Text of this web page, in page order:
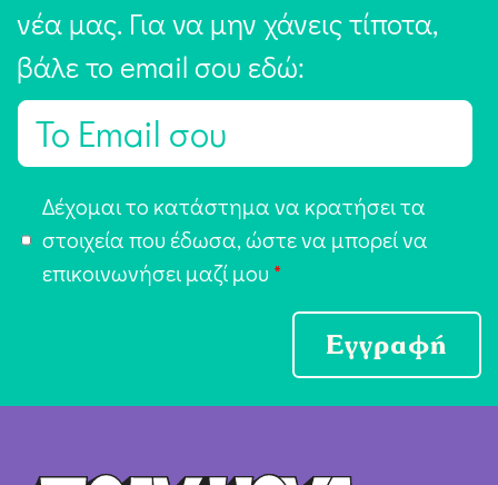
νέα μας. Για να μην χάνεις τίποτα,
βάλε το email σου εδώ:
E
π
ή
Δέχομαι το κατάστημα να κρατήσει τα
στοιχεία που έδωσα, ώστε να μπορεί να
επικοινωνήσει μαζί μου *
Εγγραφή